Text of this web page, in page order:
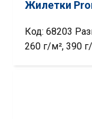
Жилетки
Код: 68203
260 г/м², 390